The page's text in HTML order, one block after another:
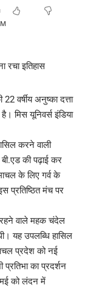
वर्षीय अनुष्का दत्ता
मिस यूनिवर्स इंडिया
करने वाली
की पढ़ाई कर
के लिए गर्व के
प्रतिष्ठित मंच पर
रहने वाले महक चंदेल
यह उपलब्धि हासिल
प्रदेश को नई
प्रतिभा का प्रदर्शन
को लंदन में